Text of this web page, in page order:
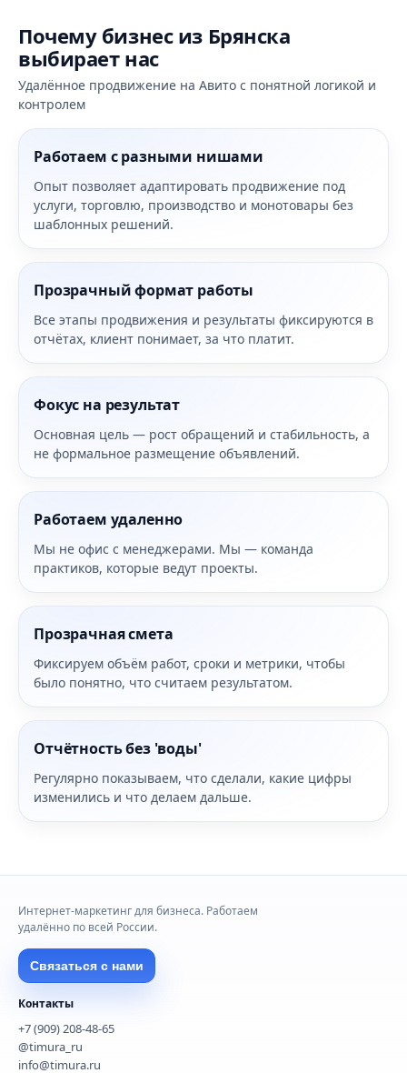
Почему бизнес из Брянска
выбирает нас
Удалённое продвижение на Авито с понятной логикой и
контролем
Работаем с разными нишами
Опыт позволяет адаптировать продвижение под
услуги, торговлю, производство и монотовары без
шаблонных решений.
Прозрачный формат работы
Все этапы продвижения и результаты фиксируются в
отчётах, клиент понимает, за что платит.
Фокус на результат
Основная цель — рост обращений и стабильность, а
не формальное размещение объявлений.
Работаем удаленно
Мы не офис с менеджерами. Мы — команда
практиков, которые ведут проекты.
Прозрачная смета
Фиксируем объём работ, сроки и метрики, чтобы
было понятно, что считаем результатом.
Отчётность без 'воды'
Регулярно показываем, что сделали, какие цифры
изменились и что делаем дальше.
Интернет-маркетинг для бизнеса. Работаем
удалённо по всей России.
Связаться с нами
Контакты
+7 (909) 208-48-65
@timura_ru
info@timura.ru